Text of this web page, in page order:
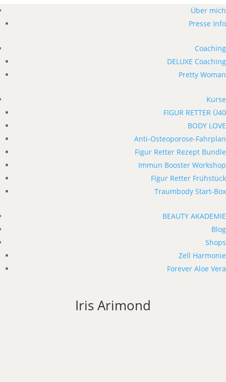
Über mich
Presse Info
Coaching
DELUXE Coaching
Pretty Woman
Kurse
FIGUR RETTER Ü40
BODY LOVE
Anti-Osteoporose-Fahrplan
Figur Retter Rezept Bundle
Immun Booster Workshop
Figur Retter Frühstück
Traumbody Start-Box
BEAUTY AKADEMIE
Blog
Shops
Zell Harmonie
Forever Aloe Vera
Iris Arimond